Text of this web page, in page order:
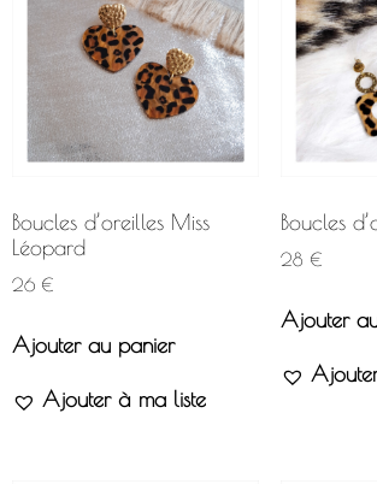
Boucles d’oreilles Miss
Léopard
26 €
Ajouter au panier
Ajouter à ma liste
Boucles
28 €
Ajouter